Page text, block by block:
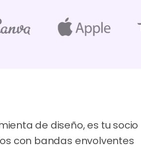
de diseño, es tu socio
con bandas envolventes